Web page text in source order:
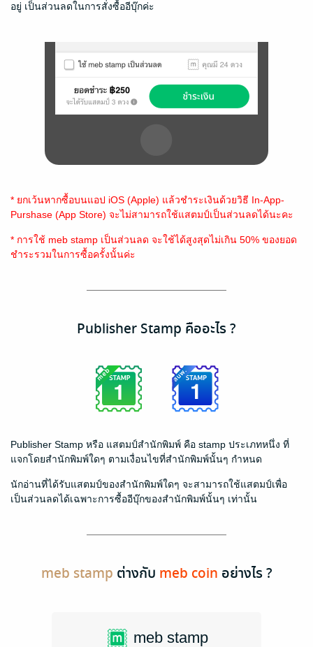
อยู่ เป็นส่วนลดในการสั่งซื้ออีบุ๊กค่ะ
* ยกเว้นหากซื้อบนแอป iOS (Apple) แล้วชำระเงินด้วยวิธี In-App-
Purshase (App Store) จะไม่สามารถใช้แสตมป์เป็นส่วนลดได้นะคะ
* การใช้ meb stamp เป็นส่วนลด จะใช้ได้สูงสุดไม่เกิน 50% ของยอด
ชำระรวมในการซื้อครั้งนั้นค่ะ
Publisher Stamp คืออะไร ?
Publisher Stamp หรือ แสตมป์สำนักพิมพ์ คือ stamp ประเภทหนึ่ง ที่
แจกโดยสำนักพิมพ์ใดๆ ตามเงื่อนไขที่สำนักพิมพ์นั้นๆ กำหนด
นักอ่านที่ได้รับแสตมป์ของสำนักพิมพ์ใดๆ จะสามารถใช้แสตมป์เพื่อ
เป็นส่วนลดได้เฉพาะการซื้ออีบุ๊กของสำนักพิมพ์นั้นๆ เท่านั้น
meb stamp ต่างกับ meb coin อย่างไร ?
meb stamp